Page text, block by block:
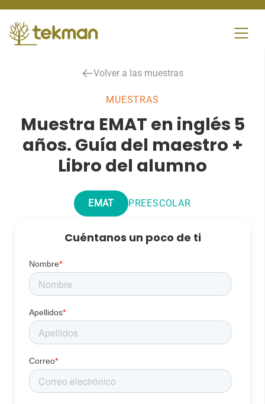
content
Volver a las muestras
MUESTRAS
Muestra EMAT en inglés 5
años. Guía del maestro +
Libro del alumno
EMAT PREESCOLAR
Cuéntanos un poco de ti
Nombre*
Apellidos*
Correo*